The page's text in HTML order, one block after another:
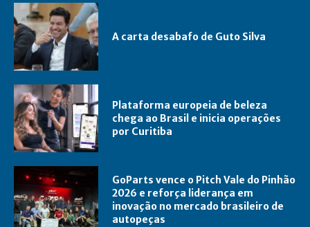
A carta desabafo de Guto Silva
Plataforma europeia de beleza
chega ao Brasil e inicia operações
por Curitiba
GoParts vence o Pitch Vale do Pinhão
2026 e reforça liderança em
inovação no mercado brasileiro de
autopeças